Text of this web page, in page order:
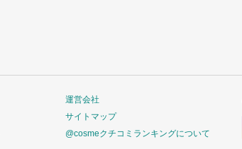
運営会社
サイトマップ
@cosmeクチコミランキングについて